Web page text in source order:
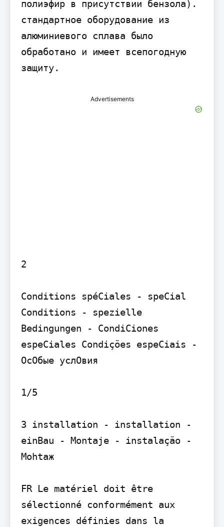
полиэфир в присутствии бензола).
стандартное оборудование из
алюминиевого сплава было
обработано и имеет всепогодную
защиту.
Advertisements
2
Conditions spéCiales - speCial
Conditions - spezielle
Bedingungen - CondiCiones
espeCiales Condições espeCiais -
ОсОбые услОвия
1/5
3 installation - installation -
einBau - Montaje - instalação -
Мohtaж
FR Le matériel doit être
sélectionné conformément aux
exigences définies dans la